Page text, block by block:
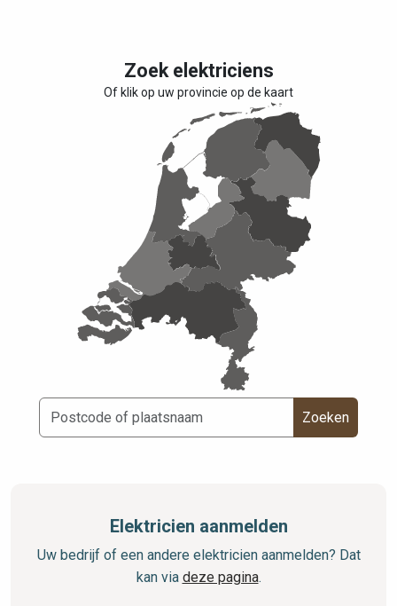
Zoek elektriciens
Of klik op uw provincie op de kaart
Zoeken
Elektricien aanmelden
Uw bedrijf of een andere elektricien aanmelden? Dat
kan via deze pagina.